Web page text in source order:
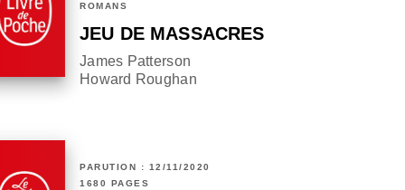
ROMANS
JEU DE MASSACRES
James Patterson
Howard Roughan
PARUTION : 12/11/2020
1680 PAGES